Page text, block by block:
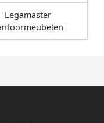
Legamaster